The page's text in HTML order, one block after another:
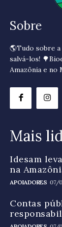
Sobre
🌎Tudo sobre
salvá-los!
Amazônia e no
Mais
Idesam
na
APOIADORES 07/
Contas